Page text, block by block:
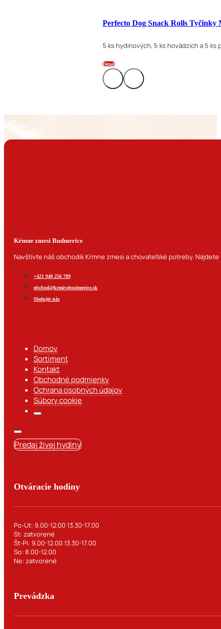
Perfecto Dog Snack Rolls Tyčinky
5 ks hydinových, 5 ks hovädzích a 5 ks
Detail
Kŕmne zmesi Budmerice
Navštívte náš obchodík Kŕmne zmesi a chovateľské potreby.
+421 948 256 789
obchod@krmivobudmerice.sk
Sledujte nás
Domov
Sortiment
Kontakt
Obchodné podmienky
Ochrana osobných údajov
Súbory cookie
Predaj živej hydiny
Otváracie hodiny
Po-Ut: 9.00-12.00 13.30-17.00
St: zatvorené
Št-Pi: 9.00-12.00 13.30-17.00
So: 8.00-12.00
Ne: zatvorené
Prevádzka